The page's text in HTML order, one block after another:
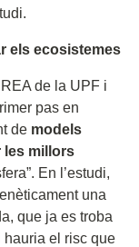
els ecosistemes
de la UPF i
pas en
de models
les millors
En l’estudi,
una
que ja es troba
hauria el risc que